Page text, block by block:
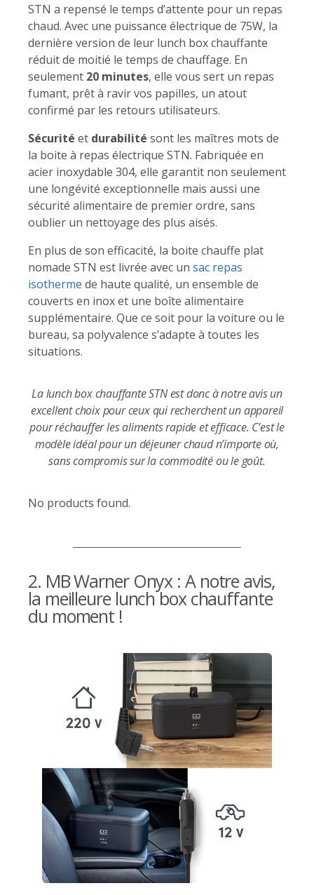
STN a repensé le temps d’attente pour un repas
chaud. Avec une puissance électrique de 75W, la
dernière version de leur lunch box chauffante
réduit de moitié le temps de chauffage. En
seulement 20 minutes, elle vous sert un repas
fumant, prêt à ravir vos papilles, un atout
confirmé par les retours utilisateurs.
Sécurité et durabilité sont les maîtres mots de
la boite à repas électrique STN. Fabriquée en
acier inoxydable 304, elle garantit non seulement
une longévité exceptionnelle mais aussi une
sécurité alimentaire de premier ordre, sans
oublier un nettoyage des plus aisés.
En plus de son efficacité, la boite chauffe plat
nomade STN est livrée avec un sac repas
isotherme de haute qualité, un ensemble de
couverts en inox et une boîte alimentaire
supplémentaire. Que ce soit pour la voiture ou le
bureau, sa polyvalence s’adapte à toutes les
situations.
La lunch box chauffante STN est donc à notre avis un
excellent choix pour ceux qui recherchent un appareil
pour réchauffer les aliments rapide et efficace. C’est le
modèle idéal pour un déjeuner chaud n’importe où,
sans compromis sur la commodité ou le goût.
No products found.
2. MB Warner Onyx : A notre avis,
la meilleure lunch box chauffante
du moment !